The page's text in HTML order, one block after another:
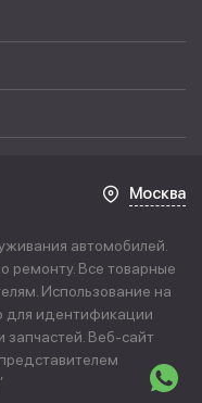
Москва
автомобилей.
ремонту. Все товарные
Использование на
для идентификации
запчастей. Веб-сайт